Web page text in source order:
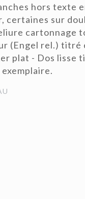
hors texte
certaines sur
cartonnage
(Engel rel.)
plat - Dos lisse